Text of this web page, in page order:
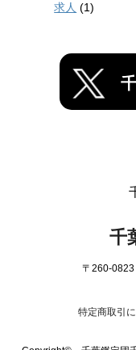
求人 (1)
千
〒260-0823
特定商取引